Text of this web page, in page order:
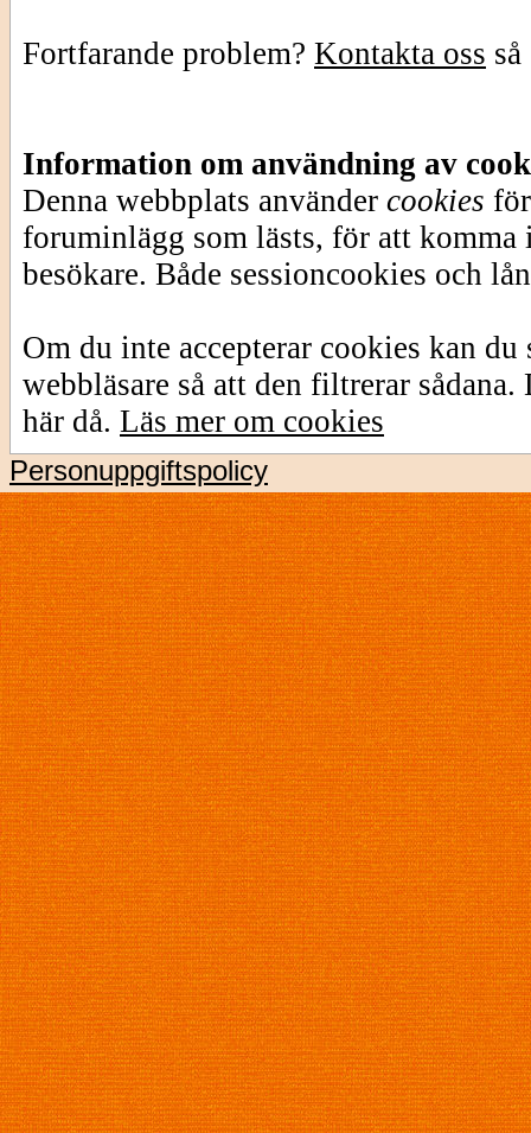
Fortfarande problem? Kontakta oss
Information om användning av
Denna webbplats använder cookies
foruminlägg som lästs, för att
besökare. Både sessioncookies och
Om du inte accepterar cookies kan
webbläsare så att den filtrerar
här då. Läs mer om cookies
Personuppgiftspolicy